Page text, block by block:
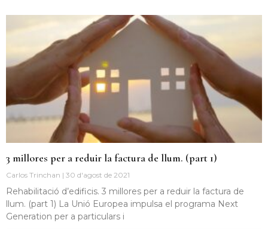
3 millores per a reduir la factura de llum. (part 1)
Carlos Trinchan 30 d'agost de 2021
Rehabilitació d’edificis. 3 millores per a reduir la factura de
llum. (part 1) La Unió Europea impulsa el programa Next
Generation per a particulars i